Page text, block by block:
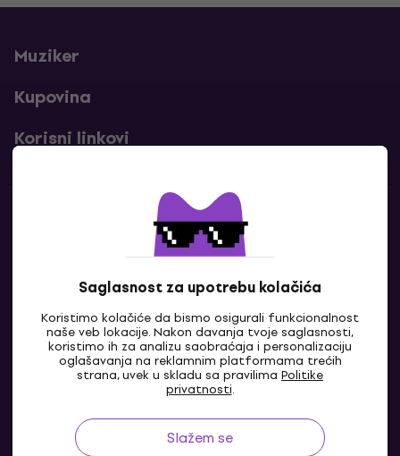
Saglasnost za upotrebu kolačića
Koristimo kolačiće da bismo osigurali funkcionalnost
naše veb lokacije. Nakon davanja tvoje saglasnosti,
koristimo ih za analizu saobraćaja i personalizaciju
oglašavanja na reklamnim platformama trećih
strana, uvek u skladu sa pravilima Politike
privatnosti.
Slažem se
Muziker
Kupovina
Korisni linkovi
Kontakti
Kontaktiraj nas
BA